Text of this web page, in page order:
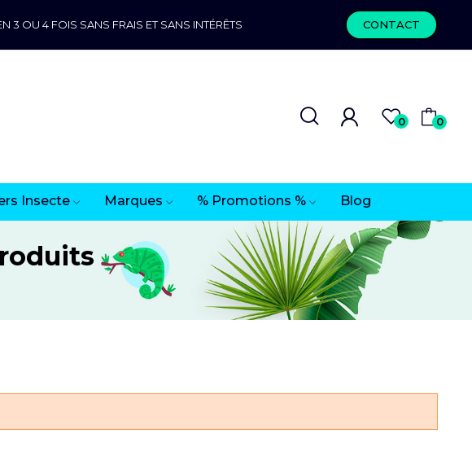
3 OU 4 FOIS SANS FRAIS ET SANS INTÉRÊTS CONTACT
0 0
Insecte Marques % Promotions % Blog